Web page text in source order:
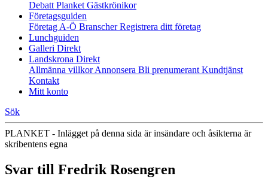
Debatt Planket Gästkrönikor
Företagsguiden
Företag A-Ö BranscherRegistrera ditt företag
Lunchguiden
Galleri Direkt
Landskrona Direkt
Allmänna villkorAnnonsera Bli prenumerant Kundtjänst
Kontakt
Mitt konto
Sök
PLANKET - Inlägget på denna sida är insändare och åsikterna är
skribentens egna
Svar till Fredrik Rosengren